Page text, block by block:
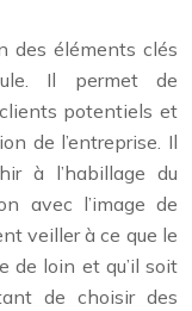
des éléments clés
Il permet de
potentiels et
de l’entreprise. Il
à l’habillage du
avec l’image de
veiller à ce que le
de loin et qu’il soit
de choisir des